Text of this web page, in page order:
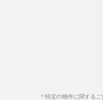
＊特定の物件に関する